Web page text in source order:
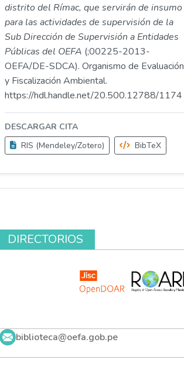
distrito del Rímac, que servirán de insumo
para las actividades de supervisión de la
Sub Dirección de Supervisión a Entidades
Públicas del OEFA (;00225-2013-
OEFA/DE-SDCA). Organismo de Evaluación
y Fiscalización Ambiental.
https://hdl.handle.net/20.500.12788/1174
DESCARGAR CITA
RIS (Mendeley/Zotero)
BibTeX
DIRECTORIOS
biblioteca@oefa.gob.pe